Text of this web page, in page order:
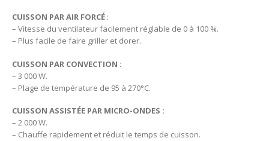
CUISSON PAR AIR FORCÉ :
– Vitesse du ventilateur facilement réglable de 0 à 100 %.
– Plus facile de faire griller et dorer.
CUISSON PAR CONVECTION :
– 3 000 W.
– Plage de température de 95 à 270°C.
CUISSON ASSISTÉE PAR MICRO-ONDES :
– 2 000 W.
– Chauffe rapidement et réduit le temps de cuisson.